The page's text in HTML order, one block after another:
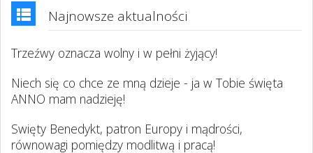
Najnowsze aktualności
Trzeźwy oznacza wolny i w pełni żyjący!
Niech się co chce ze mną dzieje - ja w Tobie święta
ANNO mam nadzieję!
Swięty Benedykt, patron Europy i mądrości,
równowagi pomiędzy modlitwą i pracą!